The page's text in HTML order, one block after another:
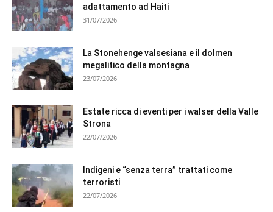
adattamento ad Haiti
31/07/2026
La Stonehenge valsesiana e il dolmen
megalitico della montagna
23/07/2026
Estate ricca di eventi per i walser della Valle
Strona
22/07/2026
Indigeni e “senza terra” trattati come
terroristi
22/07/2026